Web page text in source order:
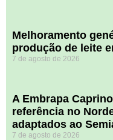
Melhoramento
produção de leite
7 de agosto de 2026
A Embrapa
referência no
adaptados ao
7 de agosto de 2026